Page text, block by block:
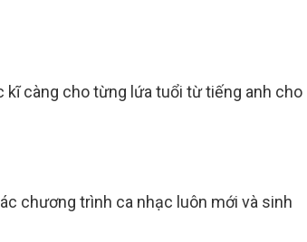
kĩ càng cho từng lứa tuổi từ tiếng anh cho
chương trình ca nhạc luôn mới và sinh